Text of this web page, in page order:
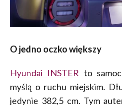
O jedno oczko większy
Hyundai INSTER to
myślą o ruchu miejskim.
jedynie 382,5 cm. Tym